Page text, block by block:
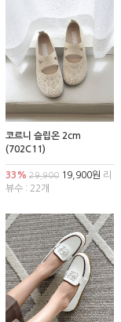
코르니 슬립온 2cm
(702C11)
33% 29,900 19,900원 리
뷰수 : 22개